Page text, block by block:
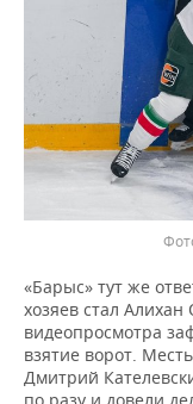
«Барыс» тут же
хозяев стал
видеопросмотра
взятие ворот.
Дмитрий